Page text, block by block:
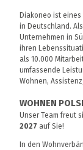
Diakoneo ist
in Deutschland.
Unternehmen in
ihren
als 10.000
umfassende
Wohnen,
WOHNEN
Unser Team freut
2027 auf Sie!
In den